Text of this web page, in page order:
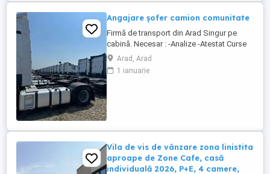
Angajare șofer camion comunitate
Firmă de transport din Arad Singur pe
cabină. Necesar : -Analize -Atestat Curse
circuit in 15 zile 3 zile libere 30 zile 7 zile
libere 8 săptămâni 14 zile libere
Austria,Cehia,Germania,Belgia, Franța,
Arad, Arad
1 ianuarie
Vila de vis de vânzare zona linistita
aproape de Zone Cafe, casă
individuală 2026, P+E, 4 camere,